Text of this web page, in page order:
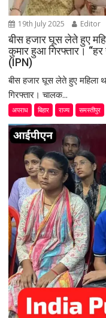
19th July 2025 Editor
बीस हजार घूस लेते हुए
कुमार हुआ गिरफ्तार।
(IPN)
बीस हजार घूस लेते हुए महिला
गिरफ्तार। चालक...
अपराध बिहार राज्य समस्तीपुर